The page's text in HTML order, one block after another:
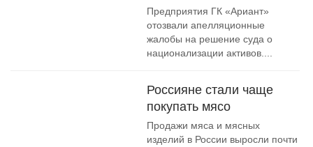
Предприятия ГК «Ариант»
отозвали апелляционные
жалобы на решение суда о
национализации активов....
Россияне стали чаще
покупать мясо
Продажи мяса и мясных
изделий в России выросли почти